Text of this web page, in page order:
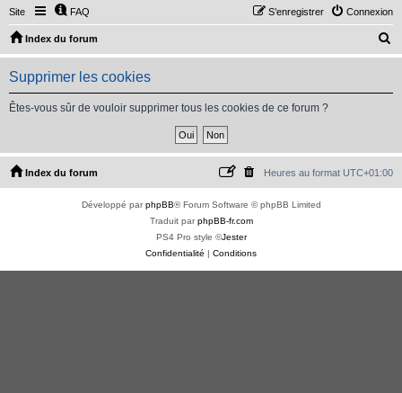
Site FAQ Connexion
S’enregistrer
Index du forum
e
h
Supprimer les cookies
Êtes-vous sûr de vouloir supprimer tous les cookies de ce forum ?
Index du forum Heures au format UTC+01:00
Développé parphpBB® Forum Software © phpBB Limited
Traduit parphpBB-fr.com
PS4 Pro style ©Jester
Confidentialité | Conditions